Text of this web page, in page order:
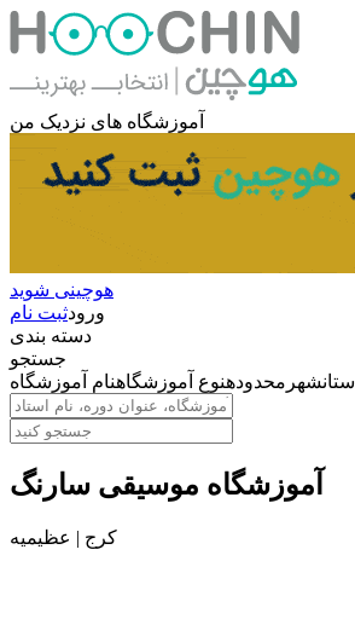
آموزشگاه های نزدیک من
هوچینی شوید
ورودثبت نام
دسته بندی
جستجو
استانشهر محدودهنوع آموزشگاهنام آموزشگاه
آموزشگاه موسیقی سارنگ
کرج | عظیمیه